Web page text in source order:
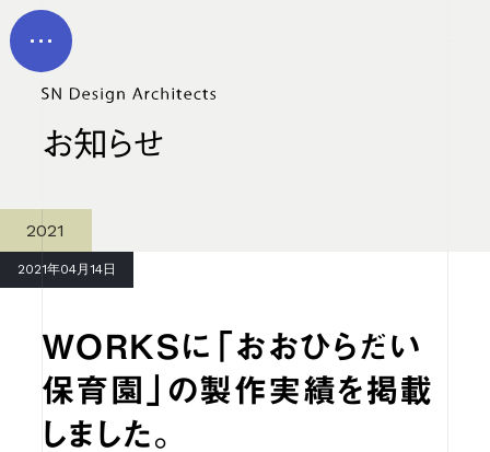
メイン コンテンツにスキップ
MEN
お知らせ
2021
2021年04月14日
WORKSに「おおひらだい
保育園」の製作実績を掲載
しました。